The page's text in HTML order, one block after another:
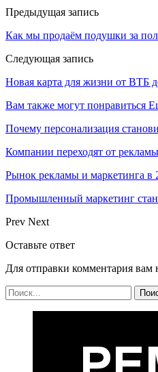
Предыдущая запись
Как мы продаём подушки за
Следующая запись
Новая карта для жизни от ВТБ
Вам также могут понравиться
Почему персонализация
Компании переходят от
Рынок рекламы и маркетинга в
Промышленный маркетинг
Prev Next
Оставьте ответ
Для отправки комментария вам